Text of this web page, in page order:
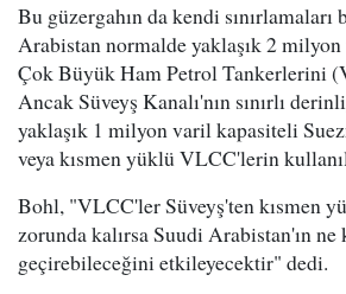
Bu güzergahın da kendi
Arabistan normalde yaklaşık 2
Çok Büyük Ham Petrol Tankerlerini
Ancak Süveyş Kanalı'nın sınırlı
yaklaşık 1 milyon varil kapasiteli
veya kısmen yüklü VLCC'lerin
Bohl, "VLCC'ler Süveyş'ten kısmen
zorunda kalırsa Suudi Arabistan'ın
geçirebileceğini etkileyecektir" dedi.